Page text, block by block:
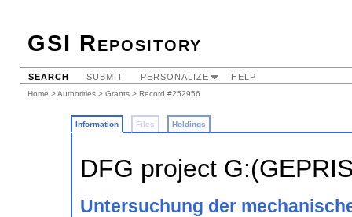
GSI Repository
SEARCH SUBMIT PERSONALIZE HELP
Home >Authorities > Grants > Record #252956
Information Files Holdings
DFG project
Untersuchung der